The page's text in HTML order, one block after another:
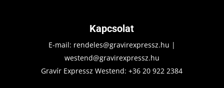
Kapcsolat
E-mail: rendeles@gravirexpressz.hu |
westend@gravirexpressz.hu
Gravír Expressz Westend:+36 20 922 2384